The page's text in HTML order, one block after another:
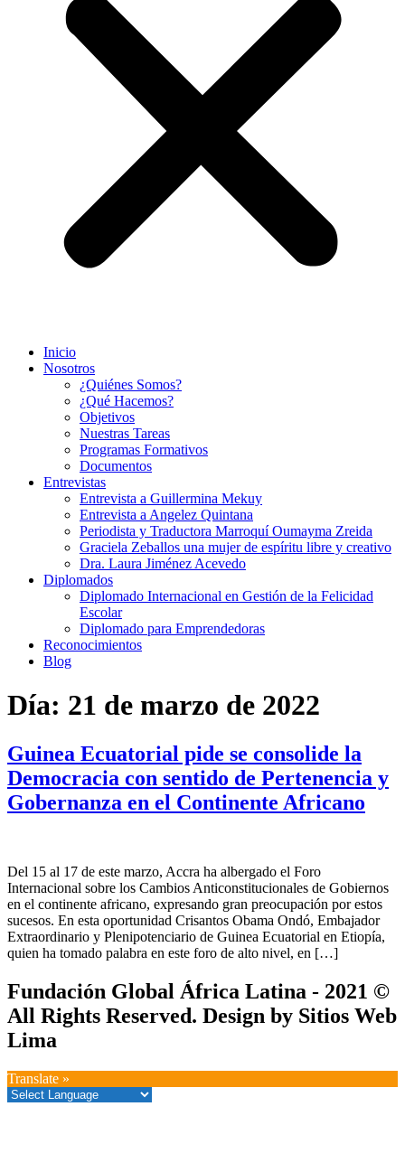
Inicio
Nosotros
¿Quiénes Somos?
¿Qué Hacemos?
Objetivos
Nuestras Tareas
Programas Formativos
Documentos
Entrevistas
Entrevista a Guillermina Mekuy
Entrevista a Angelez Quintana
Periodista y Traductora Marroquí Oumayma Zreida
Graciela Zeballos una mujer de espíritu libre y creativo
Dra. Laura Jiménez Acevedo
Diplomados
Diplomado Internacional en Gestión de la Felicidad
Escolar
Diplomado para Emprendedoras
Reconocimientos
Blog
Día: 21 de marzo de 2022
Guinea Ecuatorial pide se consolide la
Democracia con sentido de Pertenencia y
Gobernanza en el Continente Africano
Del 15 al 17 de este marzo, Accra ha albergado el Foro
Internacional sobre los Cambios Anticonstitucionales de Gobiernos
en el continente africano, expresando gran preocupación por estos
sucesos. En esta oportunidad Crisantos Obama Ondó, Embajador
Extraordinario y Plenipotenciario de Guinea Ecuatorial en Etiopía,
quien ha tomado palabra en este foro de alto nivel, en […]
Fundación Global África Latina - 2021 ©
All Rights Reserved. Design by Sitios Web
Lima
Translate »